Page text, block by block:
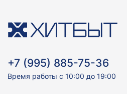
+7 (995) 885-75-36
Время работы с 10:00 до 19:00